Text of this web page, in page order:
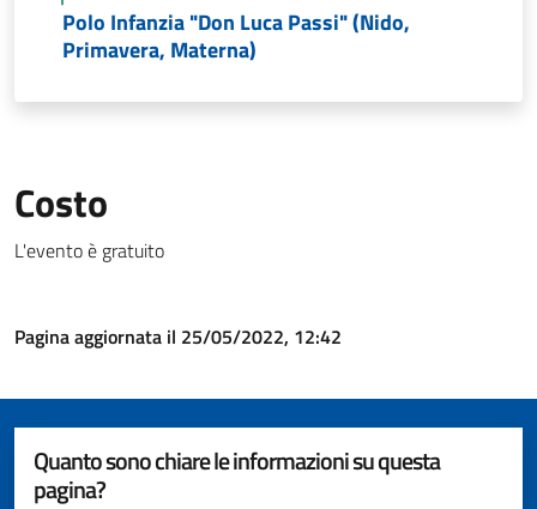
Polo Infanzia "Don Luca Passi" (Nido,
Primavera, Materna)
Costo
L'evento è gratuito
Pagina aggiornata il 25/05/2022, 12:42
Quanto sono chiare le informazioni su questa
pagina?